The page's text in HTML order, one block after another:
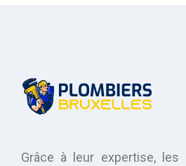
Grâce à leur expertise, les